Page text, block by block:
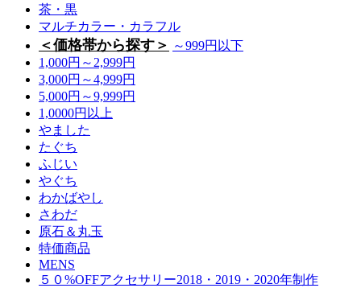
茶・黒
マルチカラー・カラフル
＜価格帯から探す＞ ～999円以下
1,000円～2,999円
3,000円～4,999円
5,000円～9,999円
1,0000円以上
やました
たぐち
ふじい
やぐち
わかばやし
さわだ
原石＆丸玉
特価商品
MENS
５０%OFFアクセサリー2018・2019・2020年制作